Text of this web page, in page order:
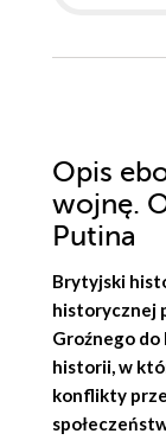
Opis
wojnę.
Putina
Brytyjski
historycznej
Groźnego
historii, w
konflikty